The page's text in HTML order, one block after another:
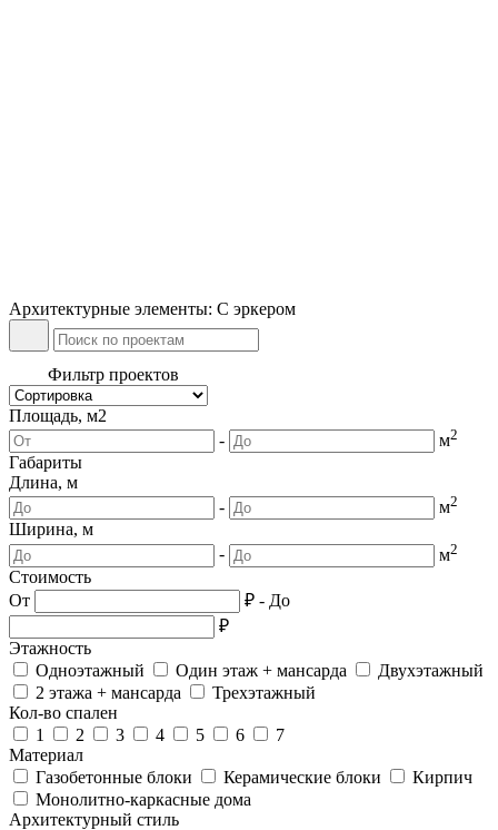
Архитектурные элементы: С эркером
Фильтр проектов
Площадь, м2
-
м2
Габариты
Длина, м
-
м2
Ширина, м
-
м2
Стоимость
От
₽ - До
₽
Этажность
Одноэтажный
Один этаж + мансарда
Двухэтажный
2 этажа + мансарда
Трехэтажный
Кол-во спален
1
2 3 4 5 6
7
Материал
Газобетонные блоки
Керамические блоки
Кирпич
Монолитно-каркасные дома
Архитектурный стиль